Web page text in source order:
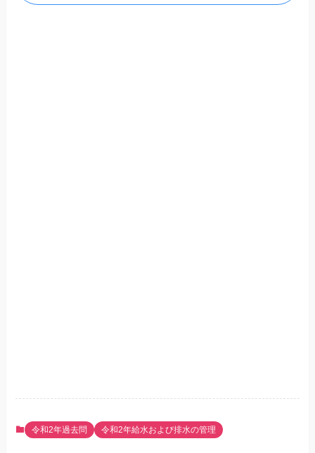
令和2年過去問 令和2年給水および排水の管理